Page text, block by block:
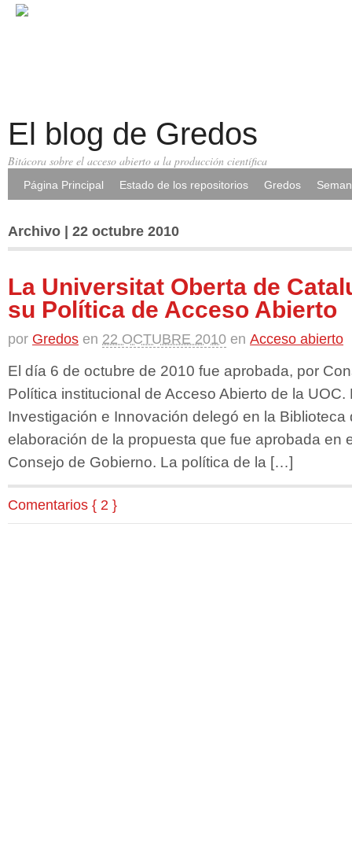
El blog de Gredos
Bitácora sobre el acceso abierto a la producción científica
Página Principal Estado de los repositorios Gredos
Archivo | 22 octubre 2010
La Universitat Oberta de
su Política de Acceso Abierto
por Gredos en 22 OCTUBRE 2010 en Acceso abierto
El día 6 de octubre de 2010 fue aprobada, por
Política institucional de Acceso Abierto de la
Investigación e Innovación delegó en la Biblioteca
elaboración de la propuesta que fue aprobada en
Consejo de Gobierno. La política de la […]
Comentarios { 2 }